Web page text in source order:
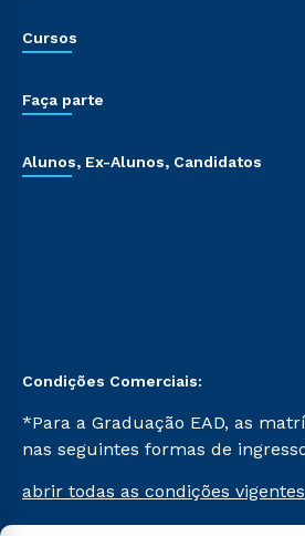
Cursos
Faça parte
Alunos, Ex-Alunos, Candidatos
Condições Comerciais:
*Para a Graduação EAD, as
nas seguintes formas de
Já para as demais, a taxa de
49. *Para a Pós-graduação EAD, as ofertas
abrir todas as condições vigentes